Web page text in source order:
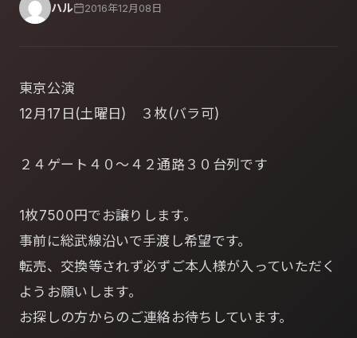
ハル 2016年12月08日
東京公演
12月17日(土曜日) ３枚(バラ可)
２４ゲート４０～４２通路３０台列です
1枚7500円でお譲りします。
事前に総武線沿いで手渡し希望です。
転売、交換等されず必ずご本人様が入っていただく
ようお願いします。
お探しの方からのご連絡お待ちしています。